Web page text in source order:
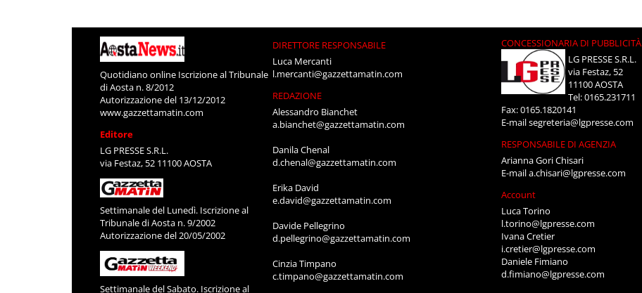
Quotidiano online Iscrizione al Tribunale
di Aosta n. 8/2012
Autorizzazione del 13/12/2012
www.gazzettamatin.com
Editore
LG PRESSE S.R.L.
via Festaz, 52 11100 AOSTA
Settimanale del Lunedì. Iscrizione al
Tribunale di Aosta n. 9/2002
Autorizzazione del 20/05/2002
Settimanale del Sabato. Iscrizione al
DIRETTORE RESPONSABILE
Luca Mercanti
l.mercanti@gazzettamatin.com
REDAZIONE
Alessandro Bianchet
a.bianchet@gazzettamatin.com
Danila Chenal
d.chenal@gazzettamatin.com
Erika David
e.david@gazzettamatin.com
Davide Pellegrino
d.pellegrino@gazzettamatin.com
Cinzia Timpano
c.timpano@gazzettamatin.com
CONCESSIONARIA DI PUBBLICITÀ
LG PRESSE S.R.L.
via Festaz, 52
11100 AOSTA
Tel: 0165.231711
Fax: 0165.1820141
E-mailsegreteria@lgpresse.com
RESPONSABILE DI AGENZIA
Arianna Gori Chisari
E-maila.chisari@lgpresse.com
Account
Luca Torino
l.torino@lgpresse.com
Ivana Cretier
i.cretier@lgpresse.com
Daniele Fimiano
d.fimiano@lgpresse.com